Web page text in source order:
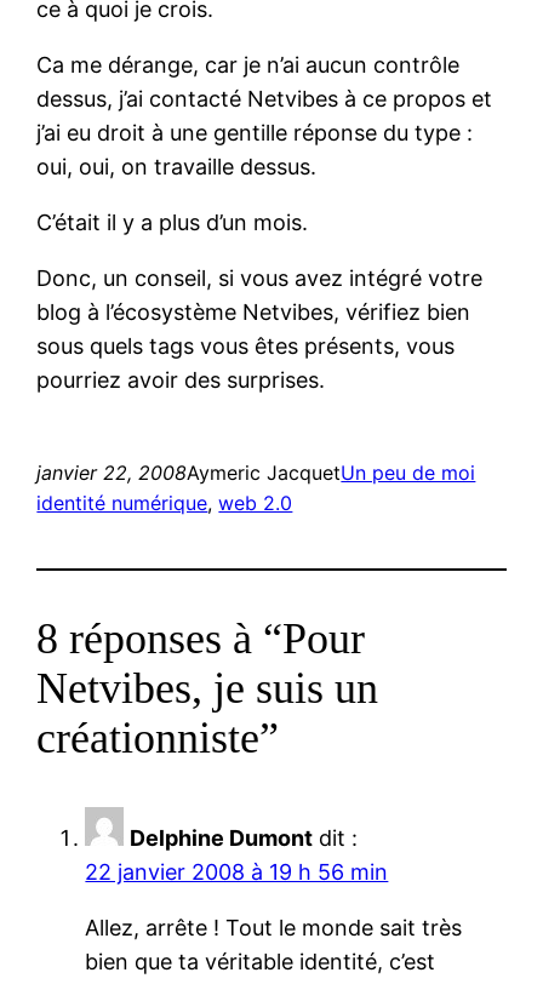
ce à quoi je crois.
Ca me dérange, car je n’ai aucun contrôle
dessus, j’ai contacté Netvibes à ce propos et
j’ai eu droit à une gentille réponse du type :
oui, oui, on travaille dessus.
C’était il y a plus d’un mois.
Donc, un conseil, si vous avez intégré votre
blog à l’écosystème Netvibes, vérifiez bien
sous quels tags vous êtes présents, vous
pourriez avoir des surprises.
janvier 22, 2008Aymeric JacquetUn peu de moi
identité numérique, web 2.0
8 réponses à “Pour
Netvibes, je suis un
créationniste”
Delphine Dumont dit :
22 janvier 2008 à 19 h 56 min
Allez, arrête ! Tout le monde sait très
bien que ta véritable identité, c’est